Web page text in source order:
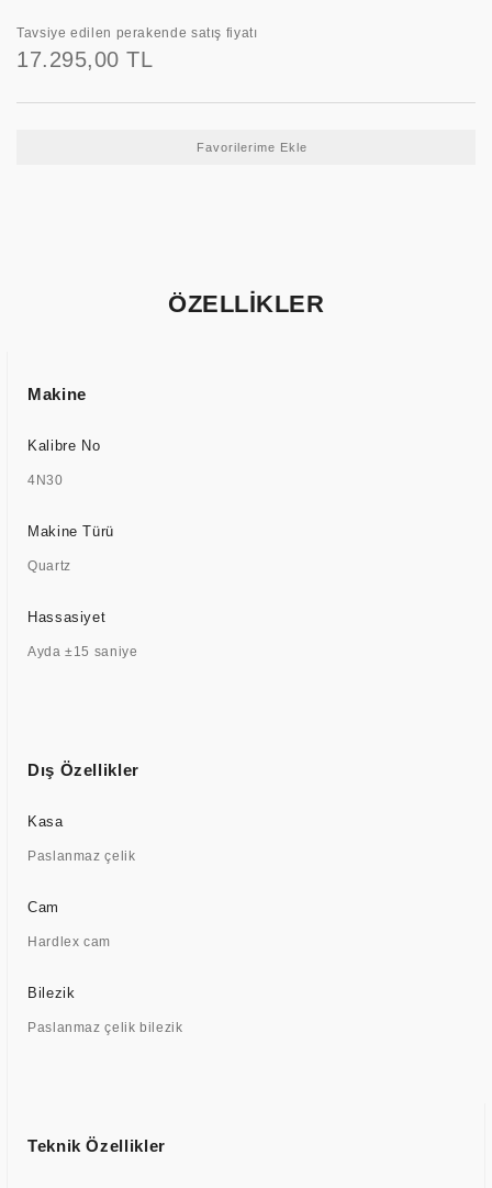
Tavsiye edilen perakende satış fiyatı
17.295,00 TL
ÖZELLİKLER
Makine
Kalibre No
4N30
Makine Türü
Quartz
Hassasiyet
Ayda ±15 saniye
Dış Özellikler
Kasa
Paslanmaz çelik
Cam
Hardlex cam
Bilezik
Paslanmaz çelik bilezik
Teknik Özellikler